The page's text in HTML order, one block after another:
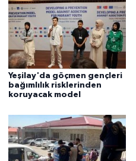
Yeşilay'da göçmen gençleri
bağımlılık risklerinden
koruyacak model